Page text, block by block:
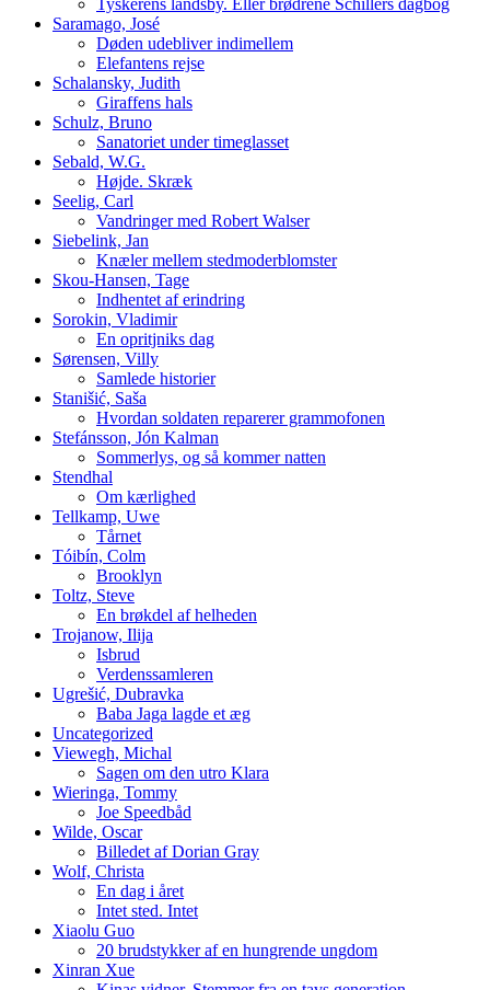
Saramago, José
Døden udebliver indimellem
Elefantens rejse
Schalansky, Judith
Giraffens hals
Schulz, Bruno
Sanatoriet under timeglasset
Sebald, W.G.
Højde. Skræk
Seelig, Carl
Vandringer med Robert Walser
Siebelink, Jan
Knæler mellem stedmoderblomster
Skou-Hansen, Tage
Indhentet af erindring
Sorokin, Vladimir
En opritjniks dag
Sørensen, Villy
Samlede historier
Stanišić, Saša
Hvordan soldaten reparerer grammofonen
Stefánsson, Jón Kalman
Sommerlys, og så kommer natten
Stendhal
Om kærlighed
Tellkamp, Uwe
Tårnet
Tóibín, Colm
Brooklyn
Toltz, Steve
En brøkdel af helheden
Trojanow, Ilija
Isbrud
Verdenssamleren
Ugrešić, Dubravka
Baba Jaga lagde et æg
Uncategorized
Viewegh, Michal
Sagen om den utro Klara
Wieringa, Tommy
Joe Speedbåd
Wilde, Oscar
Billedet af Dorian Gray
Wolf, Christa
En dag i året
Intet sted. Intet
Xiaolu Guo
20 brudstykker af en hungrende ungdom
Xinran Xue